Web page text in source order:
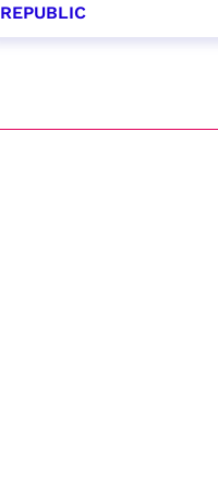
REPUBLIC